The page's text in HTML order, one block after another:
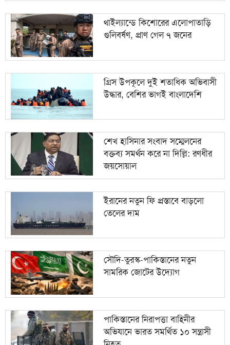
থাইল্যান্ডে কিশোরের এলোপাতাড়ি
গুলিবর্ষণ, প্রাণ গেল ৭ জনের
গ্রিস উপকূলে দুই শতাধিক অভিবাসী
উদ্ধার, বেশির ভাগই বাংলাদেশি
শেখ হাসিনার সংবাদ সম্মেলনের
বক্তব্য সমর্থন করে না দিল্লি: রণধীর
জয়সোয়াল
ইরানের নতুন ফি প্রস্তাবে বাড়লো
তেলের দাম
সৌদি-তুরস্ক-পাকিস্তানের নতুন
সামরিক জোটের উদ্যোগ
পাকিস্তানের নিরাপত্তা বাহিনীর
অভিযানে ভারত সমর্থিত ১০ সন্ত্রাসী